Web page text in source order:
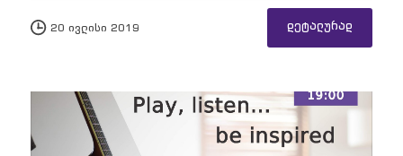
20 ივლისი 2019 დეტალურად